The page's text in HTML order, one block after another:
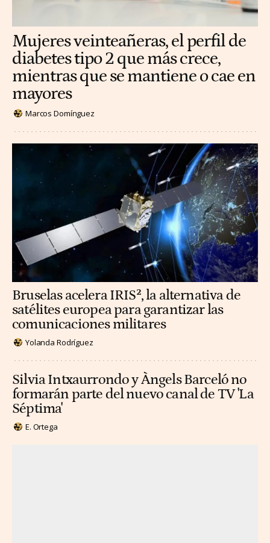
Mujeres veinteañeras, el perfil de
diabetes tipo 2 que más crece,
mientras que se mantiene o cae en
mayores
Marcos Domínguez
Bruselas acelera IRIS², la alternativa de
satélites europea para garantizar las
comunicaciones militares
Yolanda Rodríguez
Silvia Intxaurrondo y Àngels Barceló no
formarán parte del nuevo canal de TV 'La
Séptima'
E. Ortega